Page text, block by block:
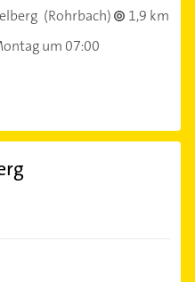
(Rohrbach)
1,9 km
um 07:00